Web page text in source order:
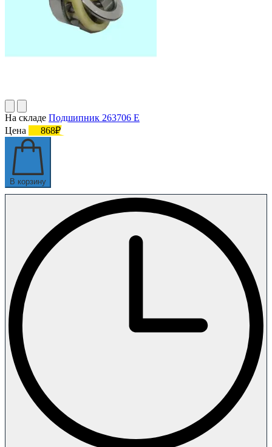
На складе Подшипник 263706 Е
Цена
868₽
В корзину